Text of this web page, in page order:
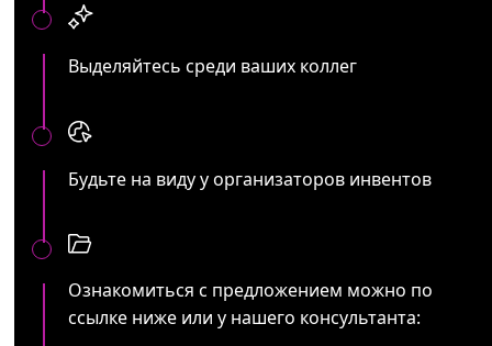
Выделяйтесь среди ваших коллег
Будьте на виду у организаторов инвентов
Ознакомиться с предложением можно по
ссылке ниже или у нашего консультанта: